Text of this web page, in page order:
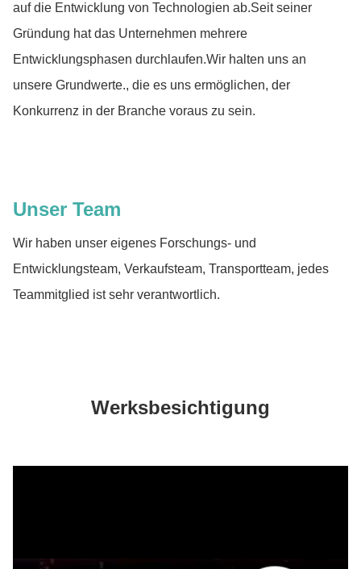
auf die Entwicklung von Technologien ab.Seit seiner
Gründung hat das Unternehmen mehrere
Entwicklungsphasen durchlaufen.Wir halten uns an
unsere Grundwerte., die es uns ermöglichen, der
Konkurrenz in der Branche voraus zu sein.
Unser Team
Wir haben unser eigenes Forschungs- und
Entwicklungsteam, Verkaufsteam, Transportteam, jedes
Teammitglied ist sehr verantwortlich.
Werksbesichtigung